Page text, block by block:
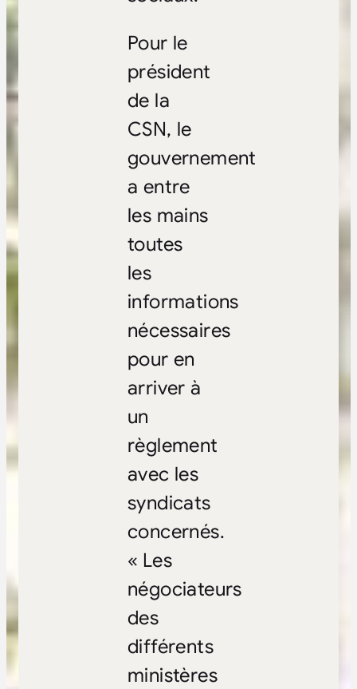
Pour le
président
de la
CSN, le
gouvernement
a entre
les mains
toutes
les
informations
nécessaires
pour en
arriver à
un
règlement
avec les
syndicats
concernés.
« Les
négociateurs
des
différents
ministères